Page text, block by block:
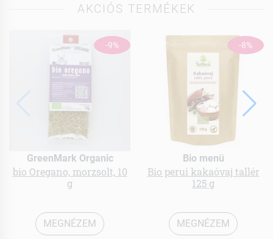
AKCIÓS TERMÉKEK
-9%
GreenMark Organic
bio Oregano, morzsolt, 10
g
MEGNÉZEM
-8%
Bio menü
Bio perui kakaóvaj tallér
125 g
MEGNÉZEM